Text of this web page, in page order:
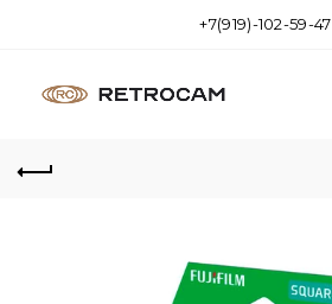
+7(919)-102-59-47